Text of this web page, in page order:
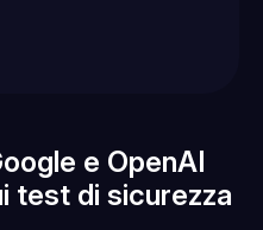
e OpenAI
test di sicurezza